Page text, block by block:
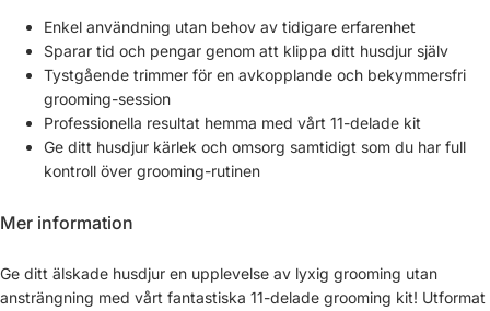
Enkel användning utan behov av tidigare erfarenhet
Sparar tid och pengar genom att klippa ditt husdjur själv
Tystgående trimmer för en avkopplande och bekymmersfri
grooming-session
Professionella resultat hemma med vårt 11-delade kit
Ge ditt husdjur kärlek och omsorg samtidigt som du har full
kontroll över grooming-rutinen
Mer information
Ge ditt älskade husdjur en upplevelse av lyxig grooming utan
ansträngning med vårt fantastiska 11-delade grooming kit! Utformat